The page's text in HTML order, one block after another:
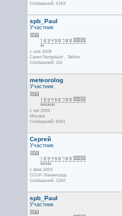
Сообщений: 4183
spb_Paul
Участник
с ноя 2008
Санкт-Петербург , Tallinn
Сообщений: 116
meteorolog
Участник
с окт 2005
Москва
Сообщений: 6001
Сергей
Участник
с фев 2003
СССР /Ленинград
Сообщений: 1392
spb_Paul
Участник